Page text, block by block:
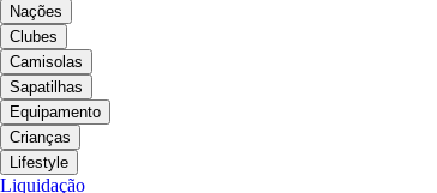
Nações
Clubes
Camisolas
Sapatilhas
Equipamento
Crianças
Lifestyle
Liquidação